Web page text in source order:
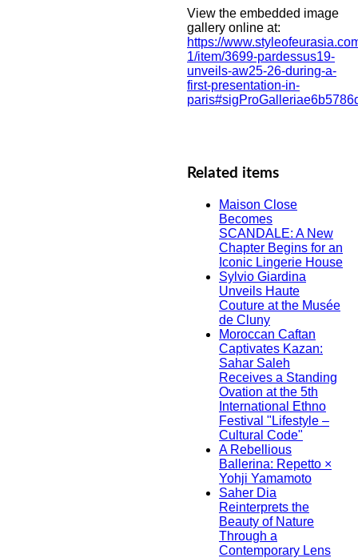
View the embedded image
gallery online at:
https://
1/item/3699-pardessus19-
unveils-aw25-26-during-a-
first-presentation-in-
Related items
Maison Close
Becomes
SCANDALE: A New
Chapter Begins for an
Iconic Lingerie House
Sylvio Giardina
Unveils Haute
Couture at the Musée
de Cluny
Moroccan Caftan
Captivates Kazan:
Sahar Saleh
Receives a Standing
Ovation at the 5th
International Ethno
Festival "Lifestyle –
Cultural Code"
A Rebellious
Ballerina: Repetto ×
Yohji Yamamoto
Saher Dia
Reinterprets the
Beauty of Nature
Through a
Contemporary Lens